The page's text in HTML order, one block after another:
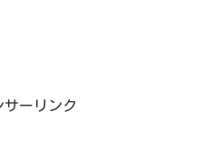
サーリンク